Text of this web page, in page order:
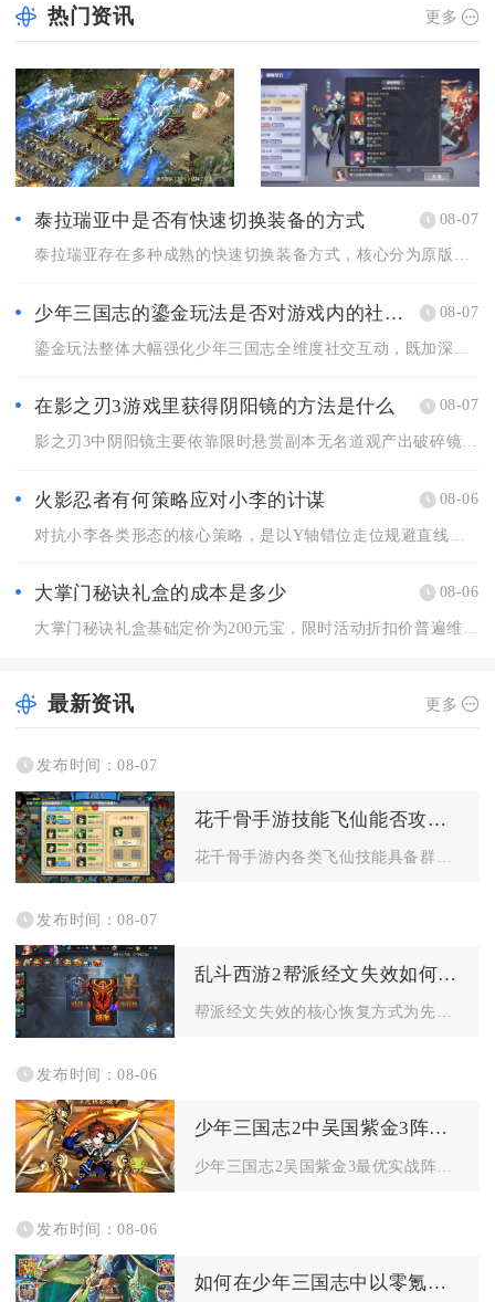
热门资讯 更多
泰拉瑞亚中是否有快速切换装备的方式 08-07
泰拉瑞亚存在多种成熟的快速切换装备方式，核心分为原版内置套装...
少年三国志的鎏金玩法是否对游戏内的社交互动有影响 08-07
在影之刃3游戏里获得阴阳镜的方法是什么 08-07
火影忍者有何策略应对小李的计谋 08-06
大掌门秘诀礼盒的成本是多少 08-06
最新资讯 更多
发布时间：08-07
花千骨手游技能飞仙能否攻击多个敌人
发布时间：08-07
乱斗西游2帮派经文失效如何恢复
发布时间：08-06
少年三国志2中吴国紫金3阵容怎么打
发布时间：08-06
如何在少年三国志中以零氪金的方式组建强力的阵容